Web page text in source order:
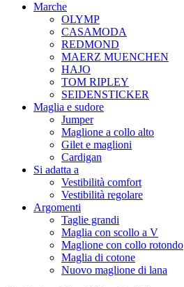
Marche
OLYMP
CASAMODA
REDMOND
MAERZ MUENCHEN
HAJO
TOM RIPLEY
SEIDENSTICKER
Maglia e sudore
Jumper
Maglione a collo alto
Gilet e maglioni
Cardigan
Si adatta a
Vestibilità comfort
Vestibilità regolare
Argomenti
Taglie grandi
Maglia con scollo a V
Maglione con collo rotondo
Maglia di cotone
Nuovo maglione di lana